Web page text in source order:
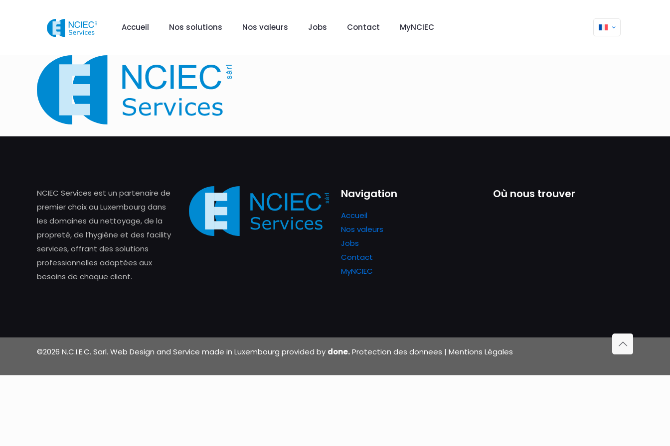
Accueil Nos solutions Nos valeurs Jobs Contact MyNCIEC
NCIEC Services est un partenaire de
premier choix au Luxembourg dans
les domaines du nettoyage, de la
propreté, de l’hygiène et des facility
services, offrant des solutions
professionnelles adaptées aux
besoins de chaque client.
Navigation
Accueil
Nos valeurs
Jobs
Contact
MyNCIEC
Où nous trouver
©2026 N.C.I.E.C. Sarl. Web Design and Service made in Luxembourg provided by done.Protection des donnees | Mentions Légales